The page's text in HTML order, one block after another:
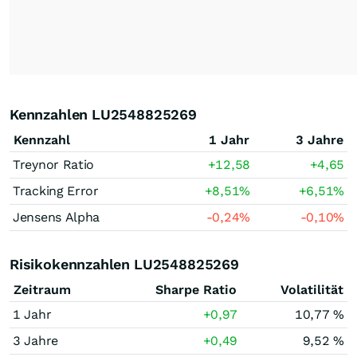
Kennzahlen LU2548825269
Kennzahl 1 Jahr
3 Jahre
Treynor Ratio
+12,58
+4,65
Tracking Error
+8,51% +6,51%
Jensens Alpha
-0,24% -0,10%
Risikokennzahlen LU2548825269
Zeitraum Sharpe Ratio
Volatilität
1 Jahr
+0,97
10,77 %
3 Jahre
+0,49 9,52 %